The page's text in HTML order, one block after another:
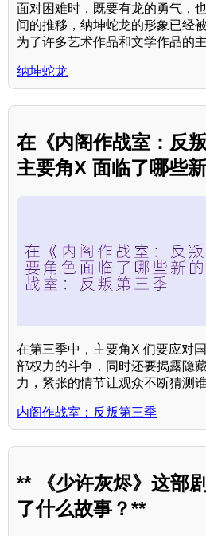
面对困难时，既要有龙的勇气，
间的推移，纳坤蛇龙的形象已经
为了许多艺术作品和文学作品的主
纳坤蛇龙
在《内阁作战室：反
主要角X 面临了哪些
在第三季中，主要角X 们要应对
部权力的斗争，同时还要揭露隐
力，紧张的情节让观众不断猜测
内阁作战室：反叛第三季
** 《少许灰烬》这部
了什么故事？**